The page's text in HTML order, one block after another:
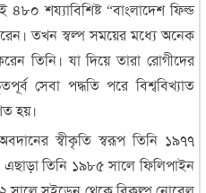
শয্যাবিশিষ্ট “বাংলাদেশ ফিল্ড
তখন স্বল্প সময়ের মধ্যে অনেক
তিনি। যা দিয়ে তারা রোগীদের
সেবা পদ্ধতি পরে বিশ্ববিখ্যাত
হয়।
অবদানের স্বীকৃতি স্বরূপ তিনি ১৯৭৭
এছাড়া তিনি ১৯৮৫ সালে ফিলিপাইন